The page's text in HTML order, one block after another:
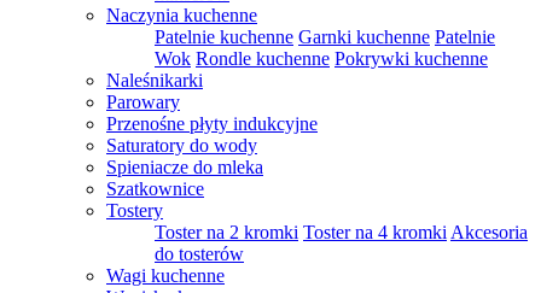
Naczynia kuchenne
Patelnie kuchenne Garnki kuchenne Patelnie
Wok Rondle kuchenne Pokrywki kuchenne
Naleśnikarki
Parowary
Przenośne płyty indukcyjne
Saturatory do wody
Spieniacze do mleka
Szatkownice
Tostery
Toster na 2 kromki Toster na 4 kromki Akcesoria
do tosterów
Wagi kuchenne